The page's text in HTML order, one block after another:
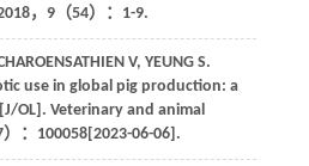
， 9（54）：1-9.
V, YEUNG S.
use in global pig production: a
OL]. Veterinary and animal
：100058[2023-06-06].